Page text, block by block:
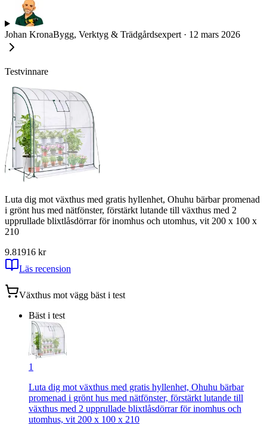
Johan KronaBygg, Verktyg & Trädgårdsexpert · 12 mars 2026
Testvinnare
Luta dig mot växthus med gratis hyllenhet, Ohuhu bärbar promenad
i grönt hus med nätfönster, förstärkt lutande till växthus med 2
upprullade blixtlåsdörrar för inomhus och utomhus, vit 200 x 100 x
210
9.81916 kr
Läs recension
Växthus mot vägg bäst i test
Bäst i test
1
Luta dig mot växthus med gratis hyllenhet, Ohuhu bärbar
promenad i grönt hus med nätfönster, förstärkt lutande till
växthus med 2 upprullade blixtlåsdörrar för inomhus och
utomhus, vit 200 x 100 x 210